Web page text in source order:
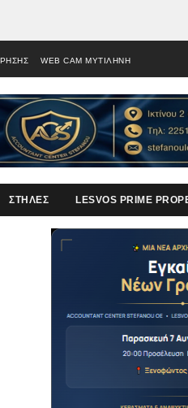
WEB CAM ΜΥΤΙΛΗΝΗ
ΣΤΗΛΕΣ LESVOS PRIME